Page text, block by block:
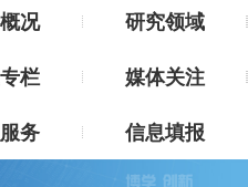
况
研究领域
栏
媒体关注
务 信息填报